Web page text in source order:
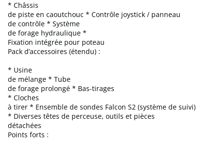
* Châssis
de piste en caoutchouc * Contrôle joystick / panneau
de contrôle * Système
de forage hydraulique *
Fixation intégrée pour poteau
Pack d’accessoires (étendu) :
* Usine
de mélange * Tube
de forage prolongé * Bas-tirages
* Cloches
à tirer * Ensemble de sondes Falcon S2 (système de suivi)
* Diverses têtes de perceuse, outils et pièces
détachées
Points forts :